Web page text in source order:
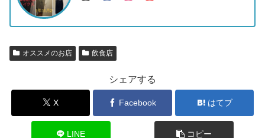
オススメのお店 飲食店
シェアする
X Facebook はてブ
LINE コピー